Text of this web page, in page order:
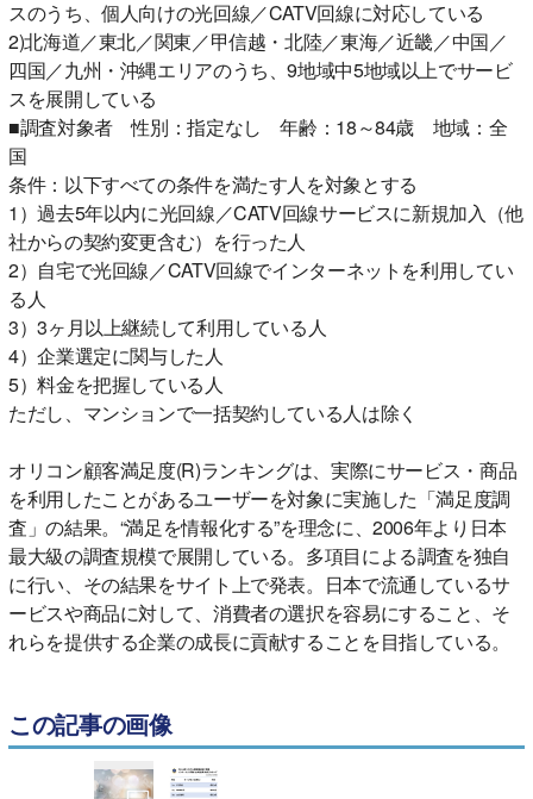
スのうち、個人向けの光回線／CATV回線に対応している
2)北海道／東北／関東／甲信越・北陸／東海／近畿／中国／
四国／九州・沖縄エリアのうち、9地域中5地域以上でサービ
スを展開している
■調査対象者 性別：指定なし 年齢：18～84歳 地域：全
国
条件：以下すべての条件を満たす人を対象とする
1）過去5年以内に光回線／CATV回線サービスに新規加入（他
社からの契約変更含む）を行った人
2）自宅で光回線／CATV回線でインターネットを利用してい
る人
3）3ヶ月以上継続して利用している人
4）企業選定に関与した人
5）料金を把握している人
ただし、マンションで一括契約している人は除く
オリコン顧客満足度(R)ランキングは、実際にサービス・商品
を利用したことがあるユーザーを対象に実施した「満足度調
査」の結果。“満足を情報化する”を理念に、2006年より日本
最大級の調査規模で展開している。多項目による調査を独自
に行い、その結果をサイト上で発表。日本で流通しているサ
ービスや商品に対して、消費者の選択を容易にすること、そ
れらを提供する企業の成長に貢献することを目指している。
この記事の画像